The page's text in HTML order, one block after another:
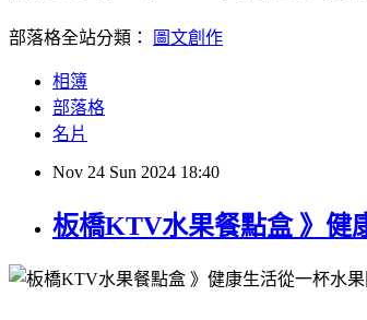
部落格全站分類： 圖文創作
相簿
部落格
名片
Nov 24 Sun 2024 18:40
板橋KTV水果餐點盒 》健